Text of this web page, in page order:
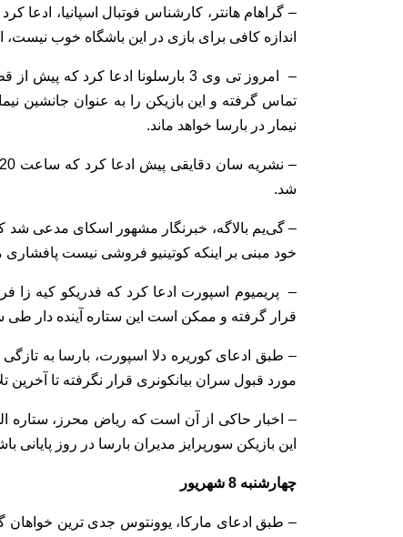
– گراهام هانتر، کارشناس فوتبال اسپانیا،
اندازه کافی برای بازی در این باشگاه خوب
– امروز تی وی 3 بارسلونا ادعا کرد
تماس گرفته و این بازیکن را به عنوان جانشین
نیمار در بارسا خواهد ماند.
شد.
– گی‌یم بالاگه، خبرنگار مشهور اسکای مدعی شد
خود مبنی بر اینکه کوتینیو فروشی نیست پافشاری
– پریمیوم اسپورت ادعا کرد که فدریکو کیه زا
قرار گرفته و ممکن است این ستاره آینده دار طی
مورد قبول سران بیانکونری قرار نگرفته تا آخرین
– اخبار حاکی از آن است که ریاض محرز، ستاره
این بازیکن سورپرایز مدیران بارسا در روز پایانی
چهارشنبه 8 شهریور
– طبق ادعای مارکا، یوونتوس جدی ترین خواهان